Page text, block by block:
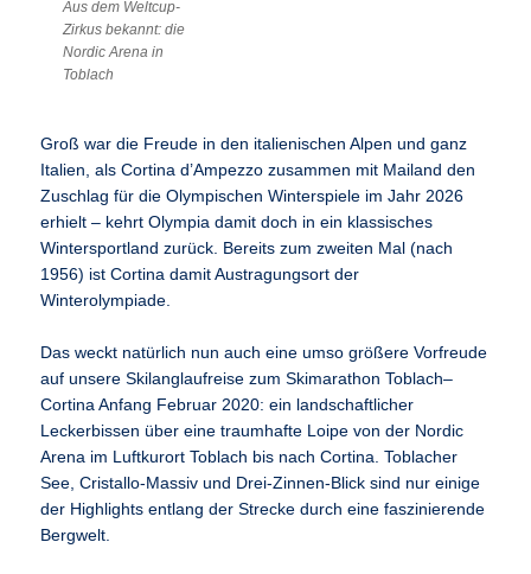
Aus dem Weltcup-
Zirkus bekannt: die
Nordic Arena in
Toblach
Groß war die Freude in den italienischen Alpen und ganz
Italien, als Cortina d’Ampezzo zusammen mit Mailand den
Zuschlag für die Olympischen Winterspiele im Jahr 2026
erhielt – kehrt Olympia damit doch in ein klassisches
Wintersportland zurück. Bereits zum zweiten Mal (nach
1956) ist Cortina damit Austragungsort der
Winterolympiade.
Das weckt natürlich nun auch eine umso größere Vorfreude
auf unsere Skilanglaufreise zum Skimarathon Toblach–
Cortina Anfang Februar 2020: ein landschaftlicher
Leckerbissen über eine traumhafte Loipe von der Nordic
Arena im Luftkurort Toblach bis nach Cortina. Toblacher
See, Cristallo-Massiv und Drei-Zinnen-Blick sind nur einige
der Highlights entlang der Strecke durch eine faszinierende
Bergwelt.